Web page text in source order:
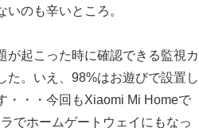
のも辛いところ。
が起こった時に確認できる監視カ
た。いえ、98%はお遊びで設置し
・・・今回もXiaomi Mi Homeで
でホームゲートウェイにもなっ